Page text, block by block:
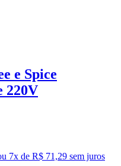
e Spice
220V
7x de R$ 71,29 sem juros